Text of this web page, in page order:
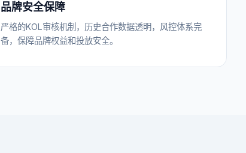
品牌安全保障
严格的KOL审核机制，历史合作数据透明，风控体系完
备，保障品牌权益和投放安全。